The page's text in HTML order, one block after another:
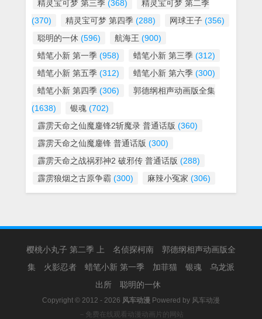
精灵宝可梦 第三季 (368)
精灵宝可梦 第二季
(370)
精灵宝可梦 第四季 (288) 网球王子 (356)
聪明的一休 (596) 航海王 (900)
蜡笔小新 第一季 (958) 蜡笔小新 第三季 (312)
蜡笔小新 第五季 (312) 蜡笔小新 第六季 (300)
蜡笔小新 第四季 (306)
郭德纲相声动画版全集
(1638)
银魂 (702)
霹雳天命之仙魔鏖锋2斩魔录 普通话版 (360)
霹雳天命之仙魔鏖锋 普通话版 (300)
霹雳天命之战祸邪神2 破邪传 普通话版 (288)
霹雳狼烟之古原争霸 (300) 麻辣小冤家 (306)
樱桃小丸子 第二季 上 名侦探柯南
郭德纲相声动画版全
集
火影忍者 蜡笔小新 第一季 加菲猫 银魂
乌龙派
出所
聪明的一休
Copyright © 2012 - 2026 风车动漫 Powered by 风车动漫
－免费在线观看动漫动画片的网站